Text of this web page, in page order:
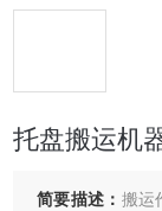
托盘搬运机
简要描述： 搬运